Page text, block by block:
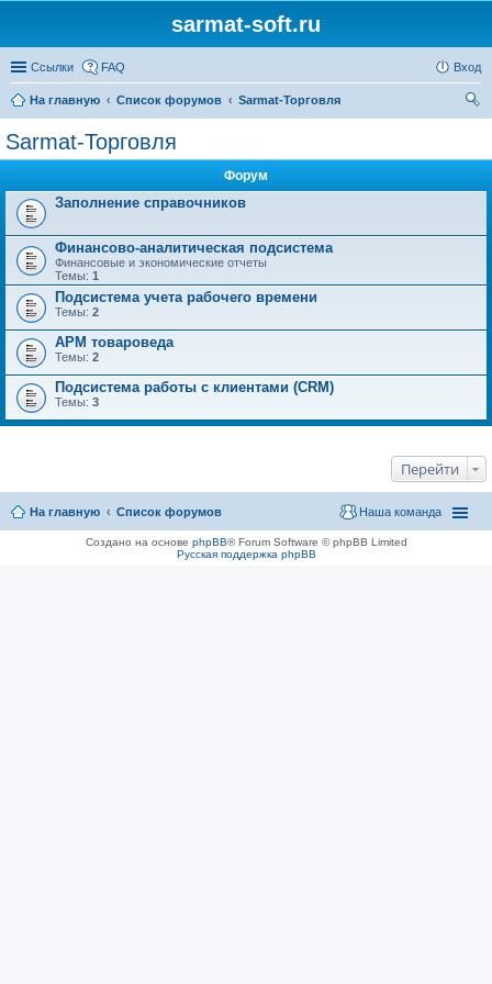
sarmat-soft.ru
Ссылки FAQ Вход
На главную Список форумов
Sarmat-Торговля
Sarmat-Торговля
Форум
Заполнение справочников
Финансово-аналитическая подсистема
Финансовые и экономические отчеты
Темы: 1
Подсистема учета рабочего времени
Темы: 2
АРМ товароведа
Темы: 2
Подсистема работы с клиентами (CRM)
Темы: 3
Перейти
На главную Список форумов Наша команда
Создано на основе phpBB® Forum Software © phpBB Limited
Русская поддержка phpBB